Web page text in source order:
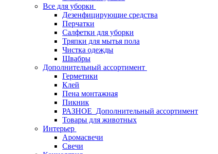
Все для уборки
Дезенфицирующие средства
Перчатки
Салфетки для уборки
Тряпки для мытья пола
Чистка одежды
Швабры
Дополнительный ассортимент
Герметики
Клей
Пена монтажная
Пикник
РАЗНОЕ_Дополнительный ассортимент
Товары для животных
Интерьер
Аромасвечи
Свечи